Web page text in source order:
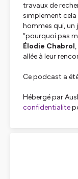
travaux de
simplement cela
hommes qui, un
“pourquoi pas
Élodie Chabrol
allée à leur
Ce podcast a
Hébergé par
confidentialite